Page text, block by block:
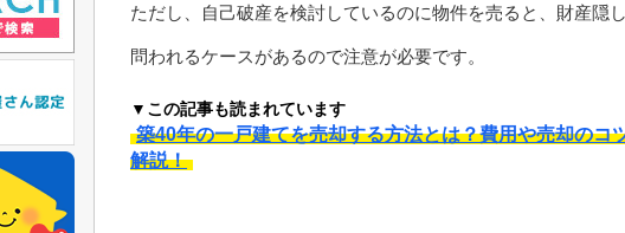
ただし、自己破産を検討しているのに物件を売ると、財産隠
問われるケースがあるので注意が必要です。
▼この記事も読まれています
築40年の一戸建てを売却する方法とは？費用や売却のコ
解説！